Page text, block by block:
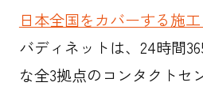
日本全国をカバーする施
バディネットは、24時間
な全3拠点のコンタクトセ